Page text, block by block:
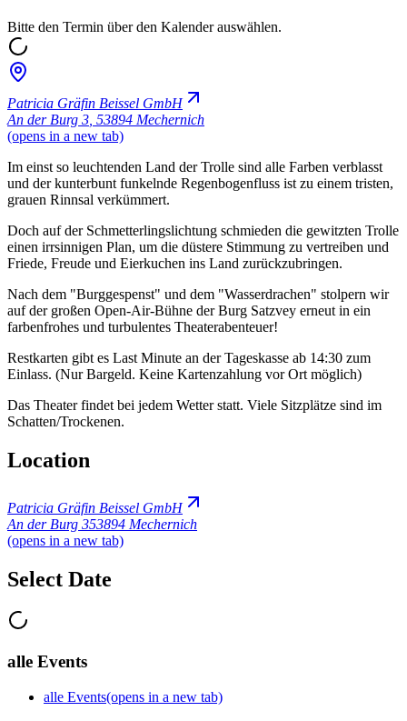
Bitte den Termin über den Kalender auswählen.
Patricia Gräfin Beissel GmbH
An der Burg 3 53894 Mechernich
(opens in a new tab)
Im einst so leuchtenden Land der Trolle sind alle Farben verblasst
und der kunterbunt funkelnde Regenbogenfluss ist zu einem tristen,
grauen Rinnsal verkümmert.
Doch auf der Schmetterlingslichtung schmieden die gewitzten Trolle
einen irrsinnigen Plan, um die düstere Stimmung zu vertreiben und
Friede, Freude und Eierkuchen ins Land zurückzubringen.
Nach dem "Burggespenst" und dem "Wasserdrachen" stolpern wir
auf der großen Open-Air-Bühne der Burg Satzvey erneut in ein
farbenfrohes und turbulentes Theaterabenteuer!
Restkarten gibt es Last Minute an der Tageskasse ab 14:30 zum
Einlass. (Nur Bargeld. Keine Kartenzahlung vor Ort möglich)
Das Theater findet bei jedem Wetter statt. Viele Sitzplätze sind im
Schatten/Trockenen.
Location
Patricia Gräfin Beissel GmbH
An der Burg 353894 Mechernich
(opens in a new tab)
Select Date
alle Events
alle Events(opens in a new tab)